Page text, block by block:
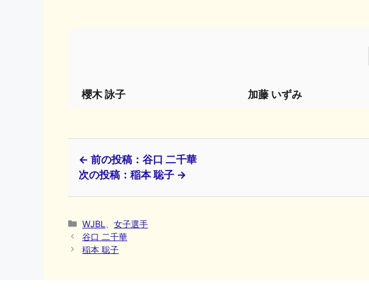
櫻木 詠子 加藤 いずみ
← 前の投稿：谷口 二千華
次の投稿：稲本 聡子 →
カ
テ
ゴ
WJBL 、女子選手
谷口 二千華
稲本 聡子